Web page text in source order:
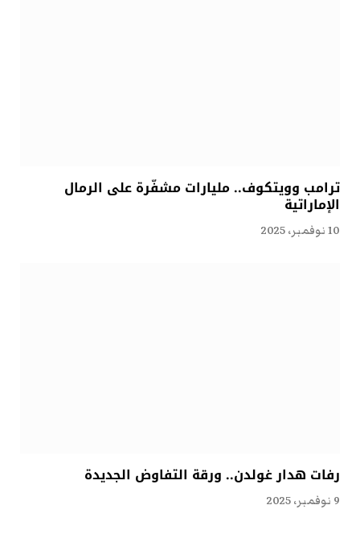
ترامب وويتكوف.. مليارات مشفّرة على الرمال
الإماراتية
10 نوفمبر، 2025
رفات هدار غولدن.. ورقة التفاوض الجديدة
9 نوفمبر، 2025